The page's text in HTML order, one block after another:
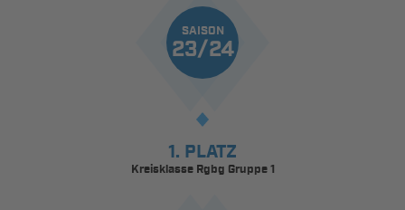
SAISON
23/24
1. PLATZ
Kreisklasse Rgbg Gruppe 1